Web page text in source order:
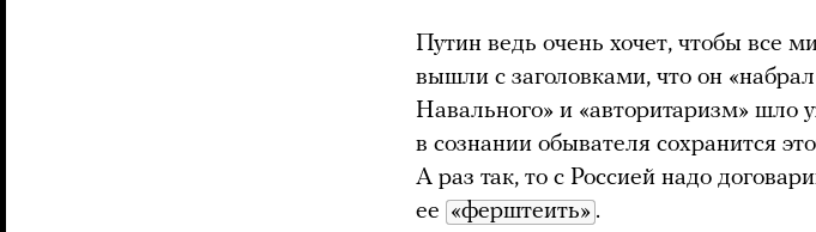
Путин ведь очень хочет, чтобы все
вышли с заголовками, что он
Навального» и «авторитаризм» шло
в сознании обывателя сохранится
А раз так, то с Россией надо
ее «ферштеить» .